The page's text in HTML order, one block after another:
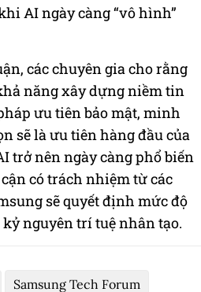
AI ngày càng “vô hình”
các chuyên gia cho rằng
năng xây dựng niềm tin
ưu tiên bảo mật, minh
sẽ là ưu tiên hàng đầu của
trở nên ngày càng phổ biến
có trách nhiệm từ các
sẽ quyết định mức độ
nguyên trí tuệ nhân tạo.
Samsung Tech Forum